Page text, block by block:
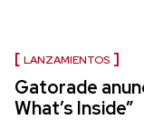
LANZAMIENTOS
Gatorade
What’s Inside”